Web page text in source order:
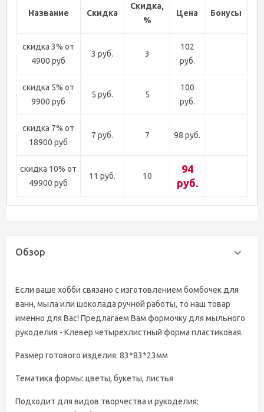
Название Скидка
Скидка,
%
Цена Бонусы
скидка 3% от
4900 руб
3 руб. 3
102
руб.
скидка 5% от
9900 руб
5 руб. 5
100
руб.
скидка 7% от
18900 руб
7 руб. 7 98 руб.
скидка 10% от
49900 руб
11 руб. 10
94
руб.
Обзор
Если ваше хобби связано с изготовлением бомбочек для
ванн, мыла или шоколада ручной работы, то наш товар
именно для Вас! Предлагаем Вам формочку для мыльного
рукоделия - Клевер четырехлистный форма пластиковая.
Размер готового изделия: 83*83*23мм
Тематика формы: цветы, букеты, листья
Подходит для видов творчества и рукоделия: